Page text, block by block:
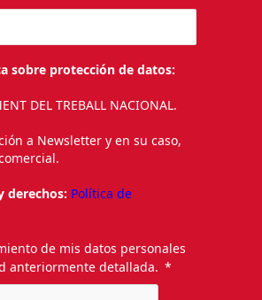
sobre protección de datos:
DEL TREBALL NACIONAL.
a Newsletter y en su caso,
derechos: Política de
de mis datos personales
anteriormente detallada.